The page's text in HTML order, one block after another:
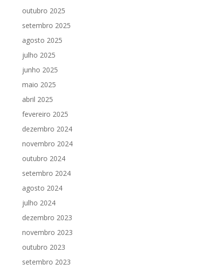
outubro 2025
setembro 2025
agosto 2025
julho 2025
junho 2025
maio 2025
abril 2025
fevereiro 2025
dezembro 2024
novembro 2024
outubro 2024
setembro 2024
agosto 2024
julho 2024
dezembro 2023
novembro 2023
outubro 2023
setembro 2023